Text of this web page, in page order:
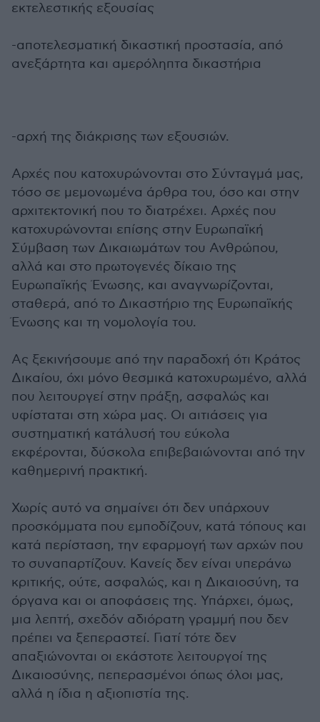
εκτελεστικής εξουσίας
-αποτελεσματική δικαστική προστασία, από
ανεξάρτητα και αμερόληπτα δικαστήρια
-αρχή της διάκρισης των εξουσιών.
Αρχές που κατοχυρώνονται στο Σύνταγμά μας,
τόσο σε μεμονωμένα άρθρα του, όσο και στην
αρχιτεκτονική που το διατρέχει. Αρχές που
κατοχυρώνονται επίσης στην Ευρωπαϊκή
Σύμβαση των Δικαιωμάτων του Ανθρώπου,
αλλά και στο πρωτογενές δίκαιο της
Ευρωπαϊκής Ένωσης, και αναγνωρίζονται,
σταθερά, από το Δικαστήριο της Ευρωπαϊκής
Ένωσης και τη νομολογία του.
Ας ξεκινήσουμε από την παραδοχή ότι Κράτος
Δικαίου, όχι μόνο θεσμικά κατοχυρωμένο, αλλά
που λειτουργεί στην πράξη, ασφαλώς και
υφίσταται στη χώρα μας. Οι αιτιάσεις για
συστηματική κατάλυσή του εύκολα
εκφέρονται, δύσκολα επιβεβαιώνονται από την
καθημερινή πρακτική.
Χωρίς αυτό να σημαίνει ότι δεν υπάρχουν
προσκόμματα που εμποδίζουν, κατά τόπους και
κατά περίσταση, την εφαρμογή των αρχών που
το συναπαρτίζουν. Κανείς δεν είναι υπεράνω
κριτικής, ούτε, ασφαλώς, και η Δικαιοσύνη, τα
όργανα και οι αποφάσεις της. Υπάρχει, όμως,
μια λεπτή, σχεδόν αδιόρατη γραμμή που δεν
πρέπει να ξεπεραστεί. Γιατί τότε δεν
απαξιώνονται οι εκάστοτε λειτουργοί της
Δικαιοσύνης, πεπερασμένοι όπως όλοι μας,
αλλά η ίδια η αξιοπιστία της.